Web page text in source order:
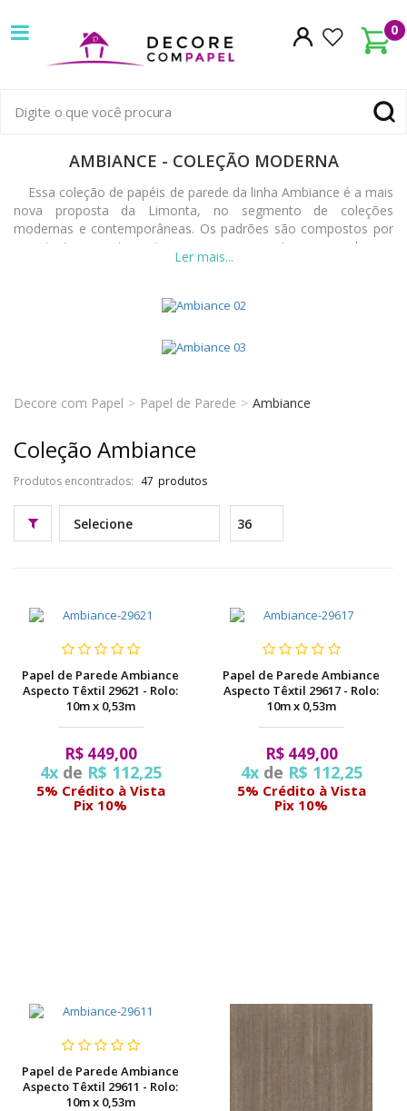
Papel
de
Parede
Contemporânea
0
Decore
com
papel
pioneira
em
venda
Parede
pela
Internet
AMBIANCE - COLEÇÃO MODERNA
Essa coleção de papéis de parede da linha Ambiance é a mais
nova proposta da Limonta, no segmento de coleções
modernas e contemporâneas. Os padrões são compostos por
uma textura macia ao toque e que proporcionam um charme
exclusivo e moderno aos ambientes.
Os padrões são inspirados em tecidos para móveis e a
metálicas, que adicionam preciosidade ao aspecto têxtil. Além
Decore com Papel
Papel de Parede Ambiance
Coleção Ambiance
Produtos encontrados: 47
Papel de Parede Ambiance
Aspecto Têxtil 29621 - Rolo:
10m x 0,53m
R$ 449,00
4xde R$ 112,25
5% Crédito à Vista
Pix 10%
Papel de Parede Ambiance
Aspecto Têxtil 29617 - Rolo:
10m x 0,53m
R$ 449,00
4xde R$ 112,25
5% Crédito à Vista
Pix 10%
Papel de Parede Ambiance
Aspecto Têxtil 29611 - Rolo:
10m x 0,53m